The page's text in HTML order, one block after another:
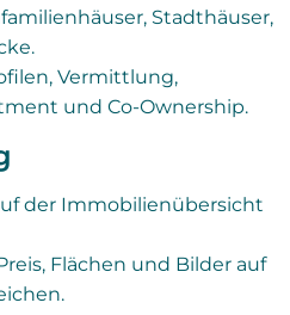
Stadthäuser,
Vermittlung,
und Co-Ownership.
der Immobilienübersicht
Flächen und Bilder auf